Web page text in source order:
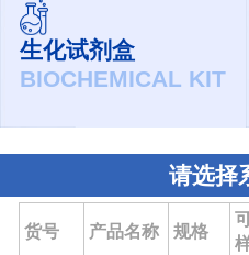
生化试剂盒
BIOCHEMICAL KIT
请选择
货号 产品名称 规格